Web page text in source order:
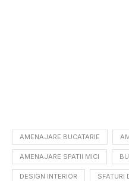
AMENAJARE BUCATARIE
AMENAJARE SPATII MICI
DESIGN INTERIOR SFATURI